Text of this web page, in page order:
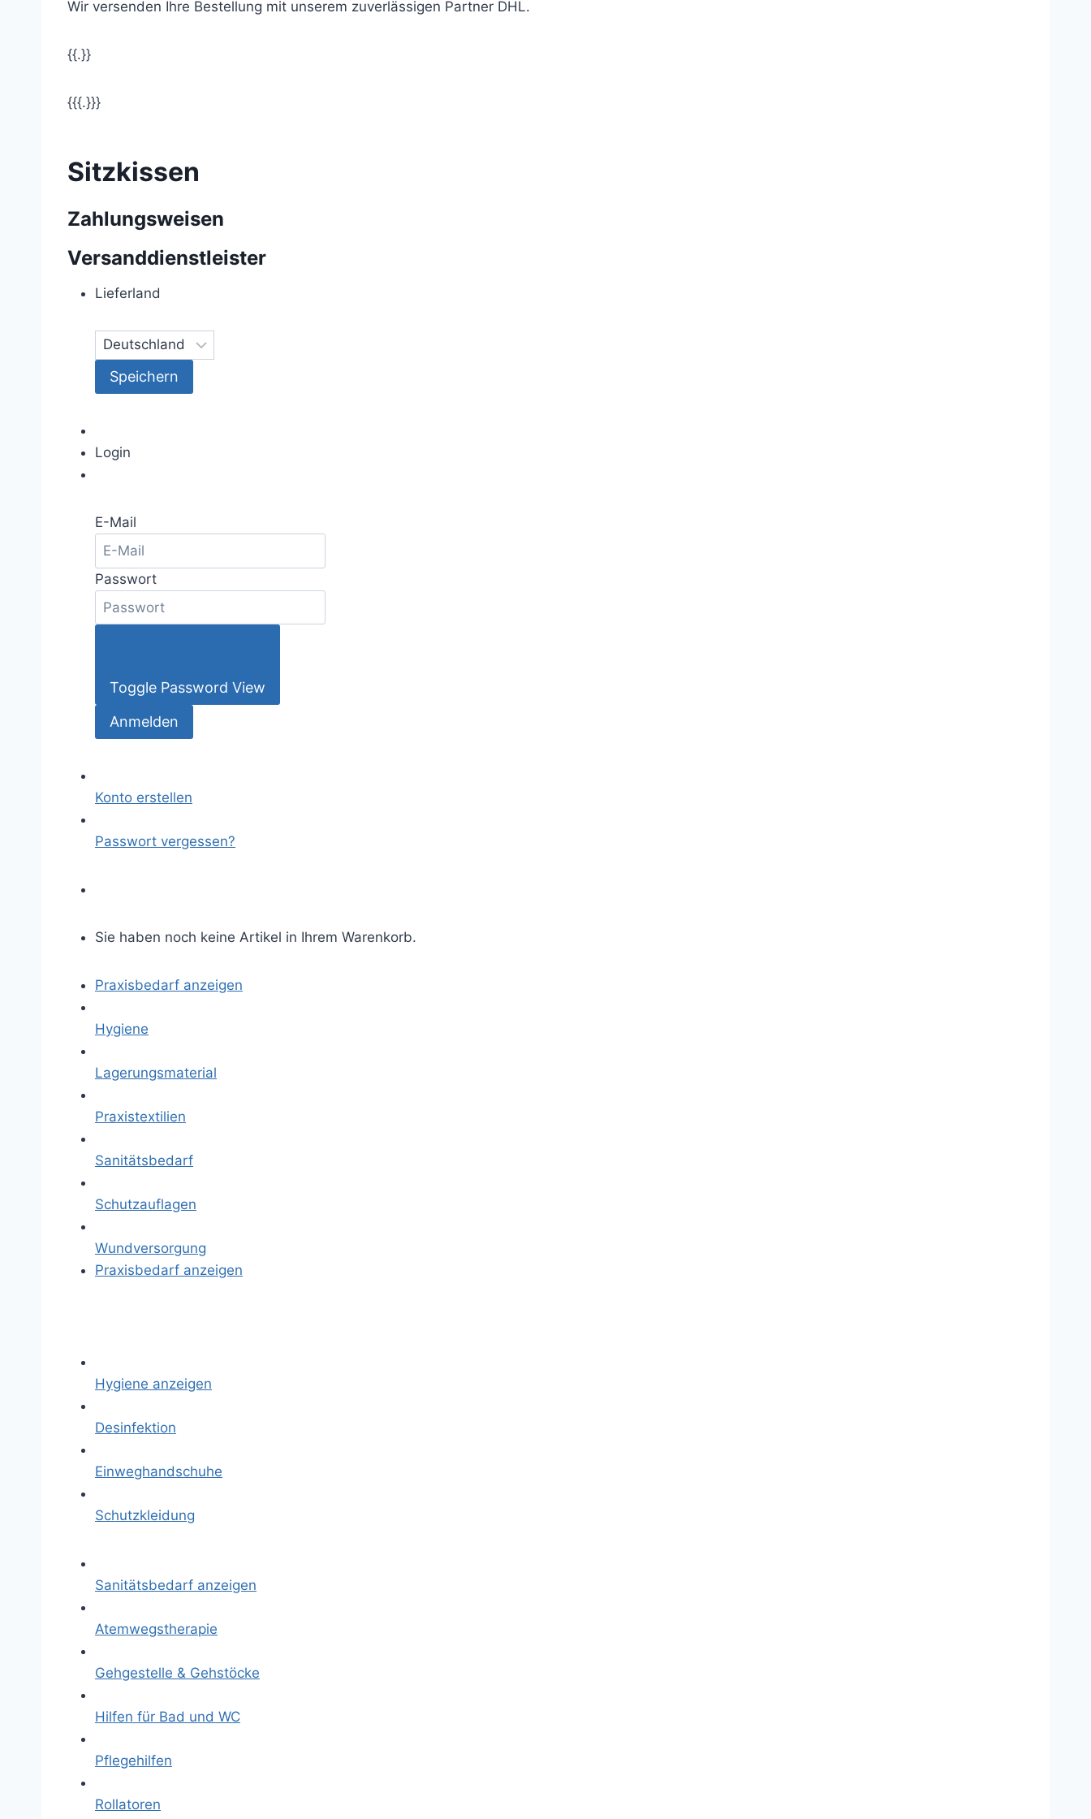
Wir versenden Ihre Bestellung mit unserem zuverlässigen Partner DHL.
{{.}}
{{{.}}}
Sitzkissen
Zahlungsweisen
Versanddienstleister
Lieferland
Login
E-Mail
Passwort
Toggle Password View
Konto erstellen
Passwort vergessen?
Sie haben noch keine Artikel in Ihrem Warenkorb.
Praxisbedarf anzeigen
Hygiene
Lagerungsmaterial
Praxistextilien
Sanitätsbedarf
Schutzauflagen
Wundversorgung
Praxisbedarf anzeigen
Hygiene anzeigen
Desinfektion
Einweghandschuhe
Schutzkleidung
Sanitätsbedarf anzeigen
Atemwegstherapie
Gehgestelle & Gehstöcke
Hilfen für Bad und WC
Pflegehilfen
Rollatoren